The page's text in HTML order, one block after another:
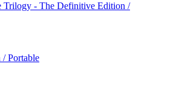
Trilogy - The Definitive Edition /
/ Portable